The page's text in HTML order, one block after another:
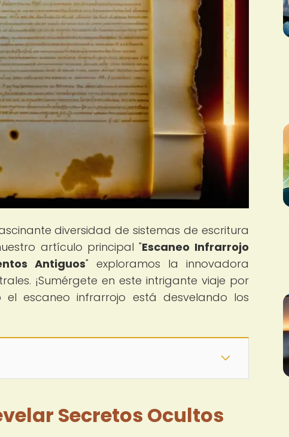
diversidad de sistemas de escritura
artículo principal "Escaneo Infrarrojo
Antiguos" exploramos la innovadora
¡Sumérgete en este intrigante viaje por
escaneo infrarrojo está desvelando los
Secretos Ocultos